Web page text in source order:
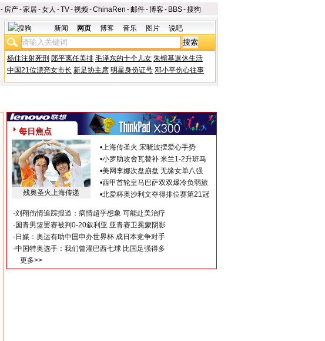
- 房产-家居-女人 -TV-视频-ChinaRen -邮件-博客- BBS-搜狗
新闻 网页 博客 音乐 图片 说吧
杨佳注射死刑 郎平离任美排 毛泽东的十个儿女 朱镕基退休生活
中国21位漂亮女市长 新足协主席 明星身份证号 邓小平伤心往事
每日焦点
残奥圣火上海传递
•上海传圣火 宋晓波摆爱心手势
•小罗助攻舍瓦替补 米兰1-2升班马
•美网李娜次盘崩盘 无缘女单八强
•西甲首轮皇马巴萨双双爆冷负弱旅
•北爱杯奥沙利文夺得排位赛第21冠
·刘翔伤情追踪报道：病情超乎想象 可能赴美治疗
· 国青男篮罢赛被判0-20叙利亚 亚青赛卫冕蒙阴影
· 日媒：奥运有助中国申办世界杯 成日本竞争对手
·中国特奥选手：我们曾灌巴西七球 比国足强得多
更多>>